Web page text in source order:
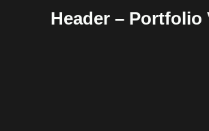
Header – Portfolio